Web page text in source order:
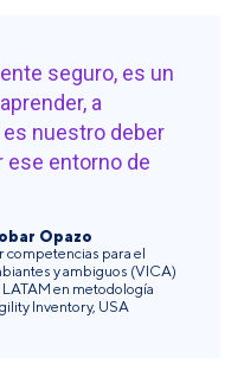
seguro, es un
a
nuestro deber
entorno de
Opazo
competencias para el
y ambiguos (VICA)
en metodología
Inventory, USA